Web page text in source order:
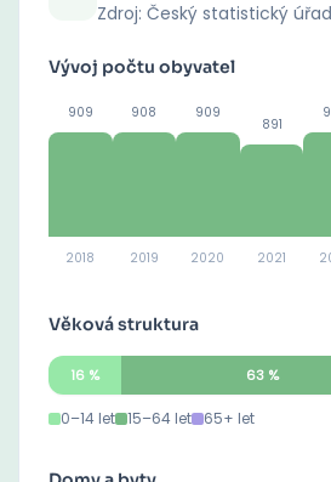
Zdroj: Český statistický
Vývoj počtu obyvatel
909
2018
908
2019
909
2020
891
2021
Věková struktura
16 % 63%
0–14 let 15–64 let 65+ let